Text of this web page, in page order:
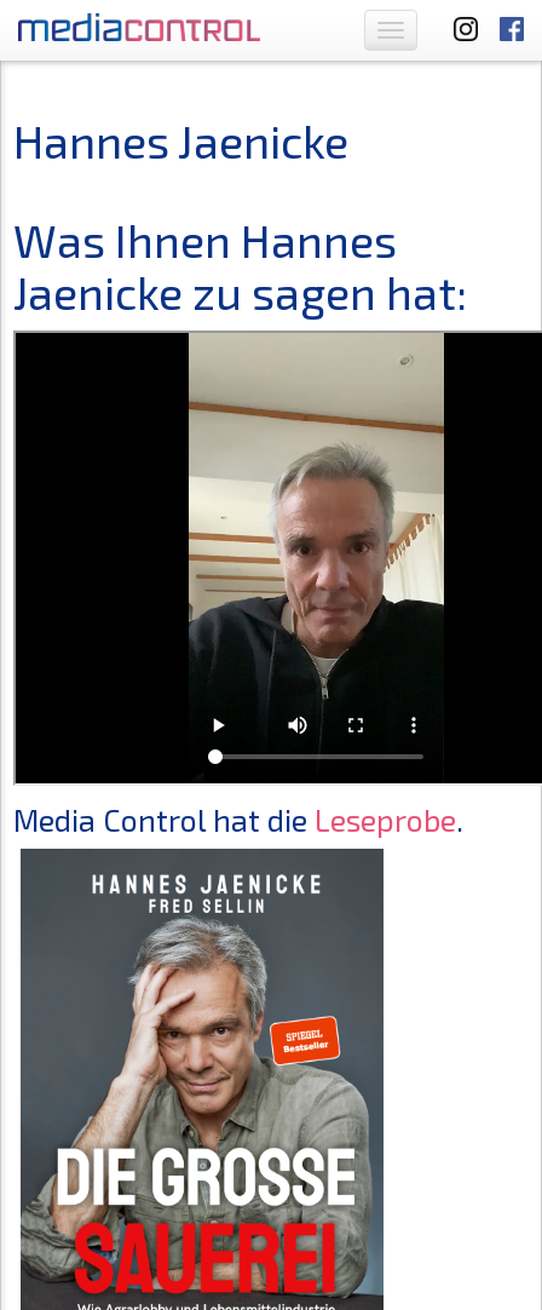
Toggle
navigation
Hannes Jaenicke
Was Ihnen Hannes
Jaenicke zu sagen hat:
Media Control hat die Leseprobe.